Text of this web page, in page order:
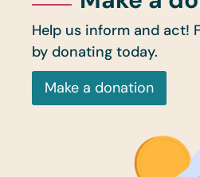
Help us inform and act!
by donating today.
Make a donation